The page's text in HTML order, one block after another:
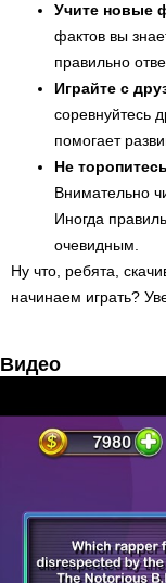
Учите новые
фактов вы
правильно
Играйте с
соревнуйтесь
помогает
Не
Внимательно
Иногда
очевидным.
Ну что, ребята,
начинаем играть?
Видео